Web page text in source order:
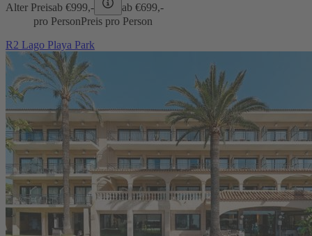
Alter Preisab €999,- ab €699,-
pro PersonPreis pro Person
R2 Lago Playa Park